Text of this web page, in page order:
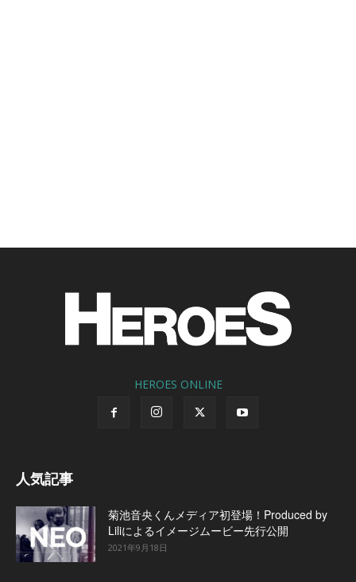
HEROES ONLINE
人気記事
菊池音央くんメディア初登場！Produced by
Liliによるイメージムービー先行公開
2021年9月18日